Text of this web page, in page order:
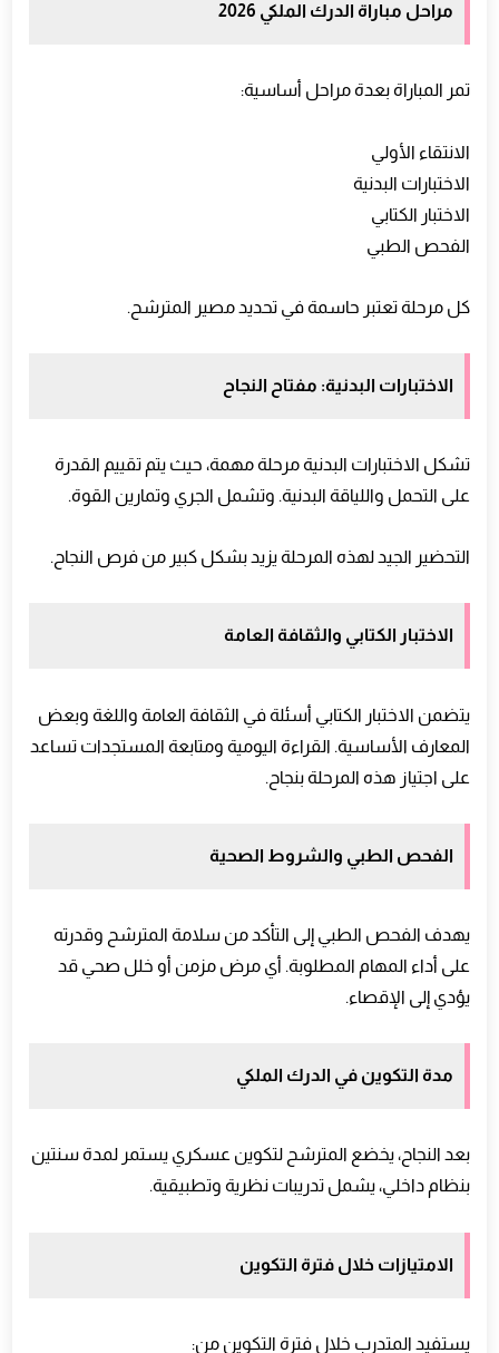
مراحل مباراة الدرك الملكي 2026
تمر المباراة بعدة مراحل أساسية:
الانتقاء الأولي
الاختبارات البدنية
الاختبار الكتابي
الفحص الطبي
كل مرحلة تعتبر حاسمة في تحديد مصير المترشح.
الاختبارات البدنية: مفتاح النجاح
تشكل الاختبارات البدنية مرحلة مهمة، حيث يتم تقييم القدرة
على التحمل واللياقة البدنية. وتشمل الجري وتمارين القوة.
التحضير الجيد لهذه المرحلة يزيد بشكل كبير من فرص النجاح.
الاختبار الكتابي والثقافة العامة
يتضمن الاختبار الكتابي أسئلة في الثقافة العامة واللغة وبعض
المعارف الأساسية. القراءة اليومية ومتابعة المستجدات تساعد
على اجتياز هذه المرحلة بنجاح.
الفحص الطبي والشروط الصحية
يهدف الفحص الطبي إلى التأكد من سلامة المترشح وقدرته
على أداء المهام المطلوبة. أي مرض مزمن أو خلل صحي قد
يؤدي إلى الإقصاء.
مدة التكوين في الدرك الملكي
بعد النجاح، يخضع المترشح لتكوين عسكري يستمر لمدة سنتين
بنظام داخلي، يشمل تدريبات نظرية وتطبيقية.
الامتيازات خلال فترة التكوين
يستفيد المتدرب خلال فترة التكوين من: